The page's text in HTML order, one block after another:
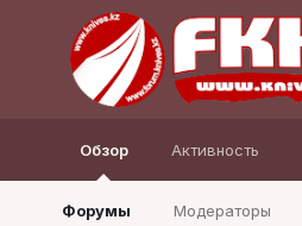
Обзор
Форумы Модераторы
Активность